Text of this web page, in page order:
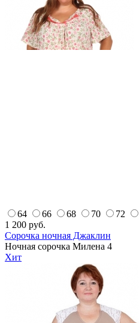
64 66 68 70 72
1 200 руб.
Сорочка ночная Джаклин
Ночная сорочка Милена 4
Хит